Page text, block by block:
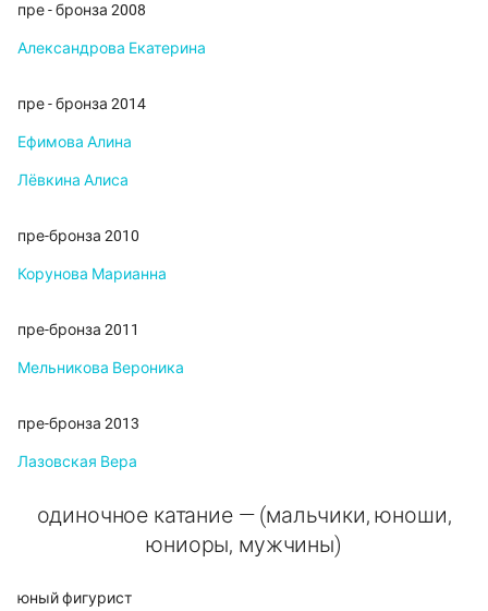
пре - бронза 2008
Александрова Екатерина
пре - бронза 2014
Ефимова Алина
Лёвкина Алиса
пре-бронза 2010
Корунова Марианна
пре-бронза 2011
Мельникова Вероника
пре-бронза 2013
Лазовская Вера
одиночное катание — (мальчики, юноши,
юниоры, мужчины)
юный фигурист